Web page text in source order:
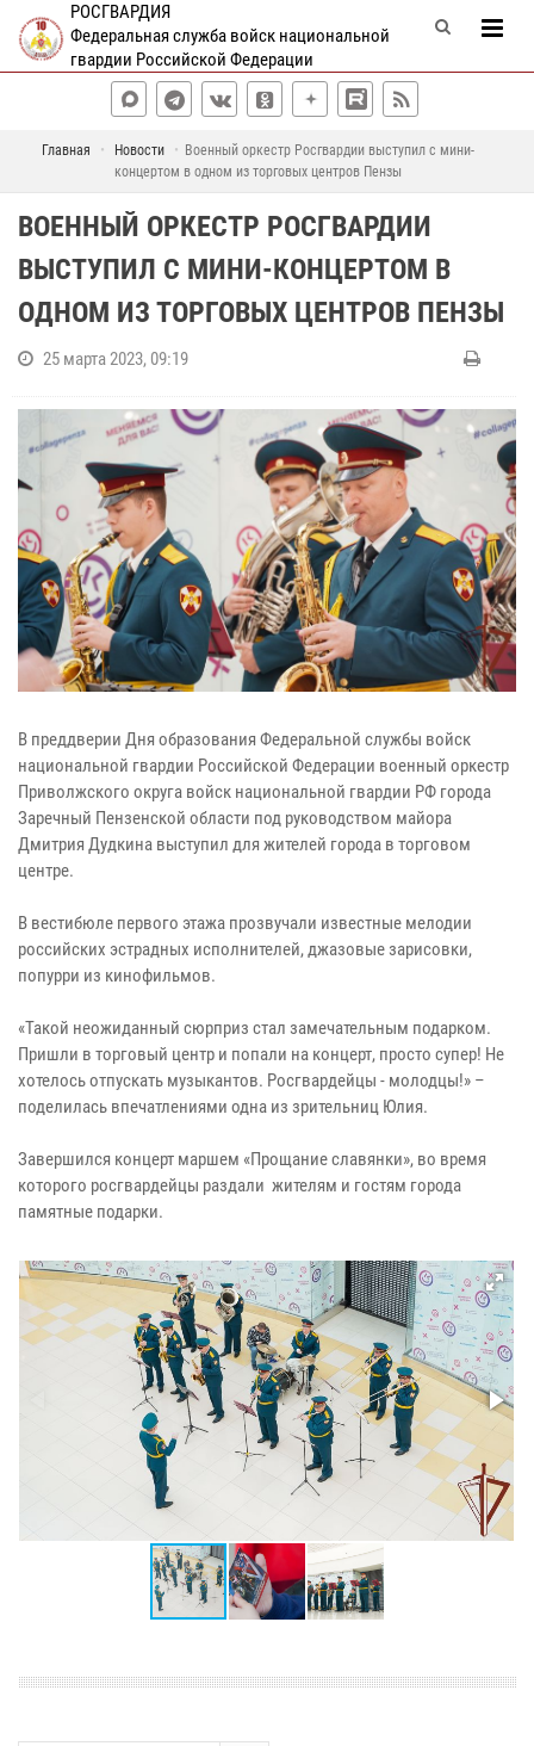
РОСГВАРДИЯ
Федеральная служба войск национальной
гвардии Российской Федерации
Главная Новости
Военный оркестр Росгвардии выступил с мини-
концертом в одном из торговых центров Пензы
ВОЕННЫЙ ОРКЕСТР РОСГВАРДИИ
ВЫСТУПИЛ С МИНИ-КОНЦЕРТОМ В
ОДНОМ ИЗ ТОРГОВЫХ ЦЕНТРОВ ПЕНЗЫ
25 марта 2023, 09:19
В преддверии Дня образования Федеральной службы войск
национальной гвардии Российской Федерации военный оркестр
Приволжского округа войск национальной гвардии РФ города
Заречный Пензенской области под руководством майора
Дмитрия Дудкина выступил для жителей города в торговом
центре.
В вестибюле первого этажа прозвучали известные мелодии
российских эстрадных исполнителей, джазовые зарисовки,
попурри из кинофильмов.
«Такой неожиданный сюрприз стал замечательным подарком.
Пришли в торговый центр и попали на концерт, просто супер! Не
хотелось отпускать музыкантов. Росгвардейцы - молодцы!» –
поделилась впечатлениями одна из зрительниц Юлия.
Завершился концерт маршем «Прощание славянки», во время
которого росгвардейцы раздали жителям и гостям города
памятные подарки.